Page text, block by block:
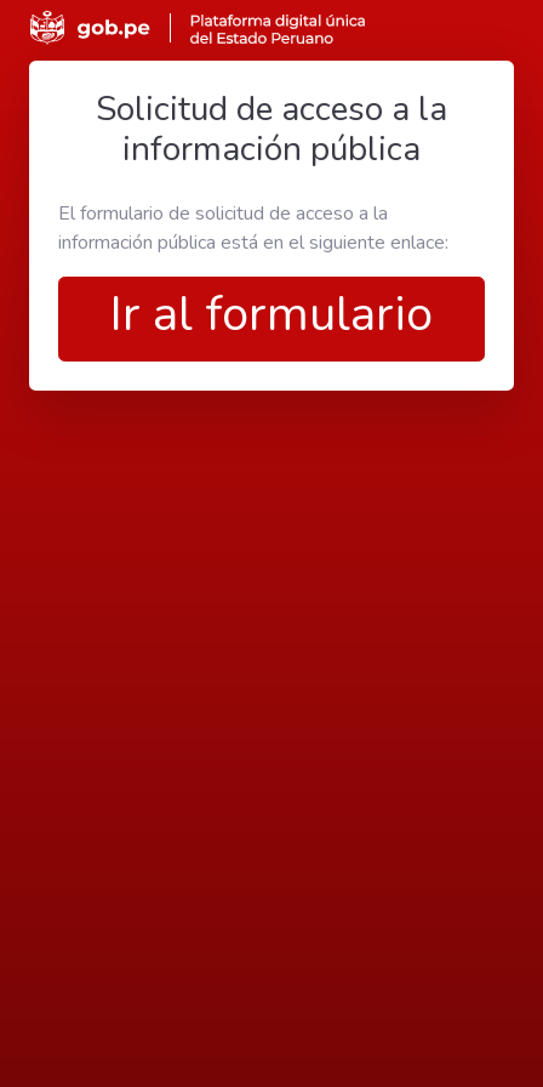
Solicitud de acceso a la
información pública
El formulario de solicitud de acceso a la
información pública está en el siguiente enlace:
Ir al formulario